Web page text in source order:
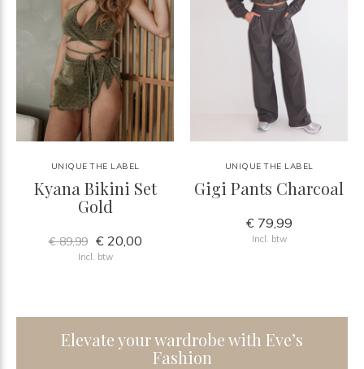
UNIQUE THE LABEL
Kyana Bikini Set
Gold
€ 89,99 € 20,00
Incl. btw
UNIQUE THE LABEL
Gigi Pants Charcoal
€ 79,99
Incl. btw
Elevate your wardrobe with Eve’s
Fashion